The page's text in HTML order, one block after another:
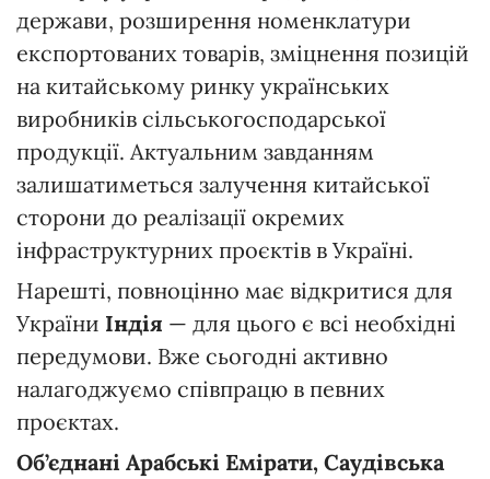
держави, розширення номенклатури
експортованих товарів, зміцнення позицій
на китайському ринку українських
виробників сільськогосподарської
продукції. Актуальним завданням
залишатиметься залучення китайської
сторони до реалізації окремих
інфраструктурних проєктів в Україні.
Нарешті, повноцінно має відкритися для
України Індія — для цього є всі необхідні
передумови. Вже сьогодні активно
налагоджуємо співпрацю в певних
проєктах.
Об’єднані Арабські Емірати, Саудівська